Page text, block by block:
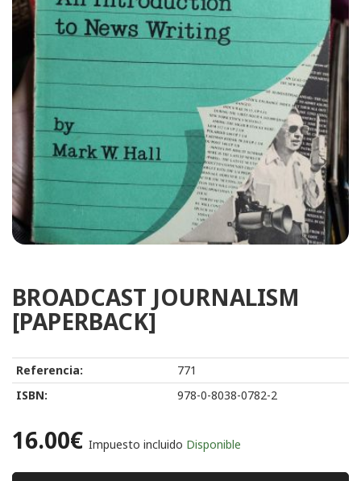
BROADCAST JOURNALISM
[PAPERBACK]
Referencia:
771
ISBN:
978-0-8038-0782-2
16.00€ Impuesto incluido Disponible